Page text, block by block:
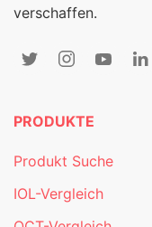
verschaffen.
PRODUKTE
Produkt Suche
IOL-Vergleich